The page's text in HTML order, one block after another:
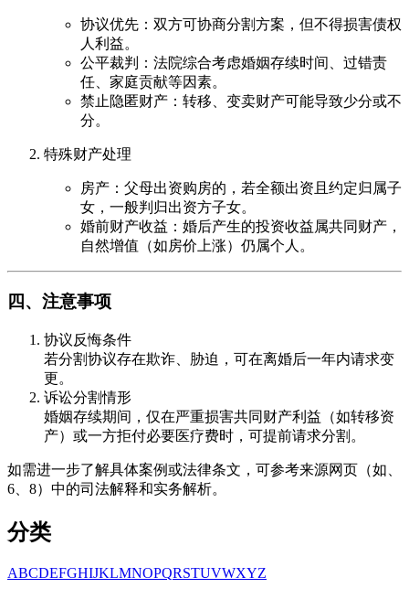
协议优先：双方可协商分割方案，但不得损害债权
人利益。
公平裁判：法院综合考虑婚姻存续时间、过错责
任、家庭贡献等因素。
禁止隐匿财产：转移、变卖财产可能导致少分或不
分。
特殊财产处理
房产：父母出资购房的，若全额出资且约定归属子
女，一般判归出资方子女。
婚前财产收益：婚后产生的投资收益属共同财产，
自然增值（如房价上涨）仍属个人。
四、注意事项
协议反悔条件
若分割协议存在欺诈、胁迫，可在离婚后一年内请求变
更。
诉讼分割情形
婚姻存续期间，仅在严重损害共同财产利益（如转移资
产）或一方拒付必要医疗费时，可提前请求分割。
如需进一步了解具体案例或法律条文，可参考来源网页（如、
6、8）中的司法解释和实务解析。
分类
ABCDEFGHIJKLMNOPQRSTUVWXYZ